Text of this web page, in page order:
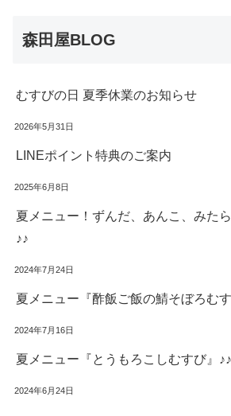
森田屋BLOG
むすびの日 夏季休業のお知らせ
2026年5月31日
LINEポイント特典のご案内
2025年6月8日
夏メニュー！ずんだ、あんこ、みた
♪♪
2024年7月24日
夏メニュー『酢飯ご飯の鯖そぼろむ
2024年7月16日
夏メニュー『とうもろこしむすび』♪♪
2024年6月24日